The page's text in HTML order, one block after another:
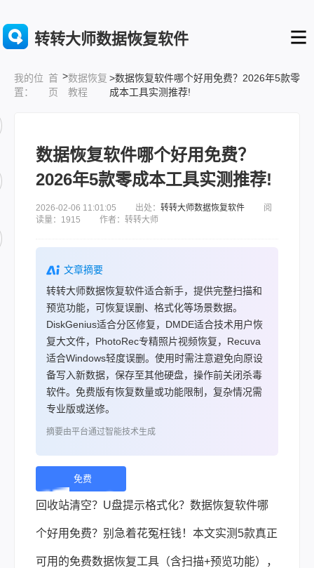
转转大师数据恢复软件
我的位
置：
首
页
>数据恢复
教程
>数据恢复软件哪个好用免费？2026年5款零
成本工具实测推荐!
数据恢复软件哪个好用免费？
2026年5款零成本工具实测推荐!
2026-02-06 11:01:05 出处： 转转大师数据恢复软件 阅
读量：1915 作者：转转大师
文章摘要
转转大师数据恢复软件适合新手，提供完整扫描和
预览功能，可恢复误删、格式化等场景数据。
DiskGenius适合分区修复，DMDE适合技术用户恢
复大文件，PhotoRec专精照片视频恢复，Recuva
适合Windows轻度误删。使用时需注意避免向原设
备写入新数据，保存至其他硬盘，操作前关闭杀毒
软件。免费版有恢复数量或功能限制，复杂情况需
专业版或送修。
摘要由平台通过智能技术生成
免费
下
载 |
回收站清空？U盘提示格式化？数据恢复软件哪
个好用免费？别急着花冤枉钱！本文实测5款真正
可用的免费数据恢复工具（含扫描+预览功能），